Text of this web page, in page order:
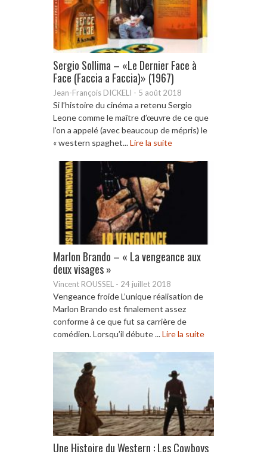
Sergio Sollima – «Le Dernier Face à
Face (Faccia a Faccia)» (1967)
Jean-François DICKELI - 5 août 2018
Si l’histoire du cinéma a retenu Sergio
Leone comme le maître d’œuvre de ce que
l’on a appelé (avec beaucoup de mépris) le
« western spaghet...Lire la suite
Marlon Brando – « La vengeance aux
deux visages »
Vincent ROUSSEL - 24 juillet 2018
Vengeance froide L’unique réalisation de
Marlon Brando est finalement assez
conforme à ce que fut sa carrière de
comédien. Lorsqu’il débute ...Lire la suite
Une Histoire du Western : Les Cowboys